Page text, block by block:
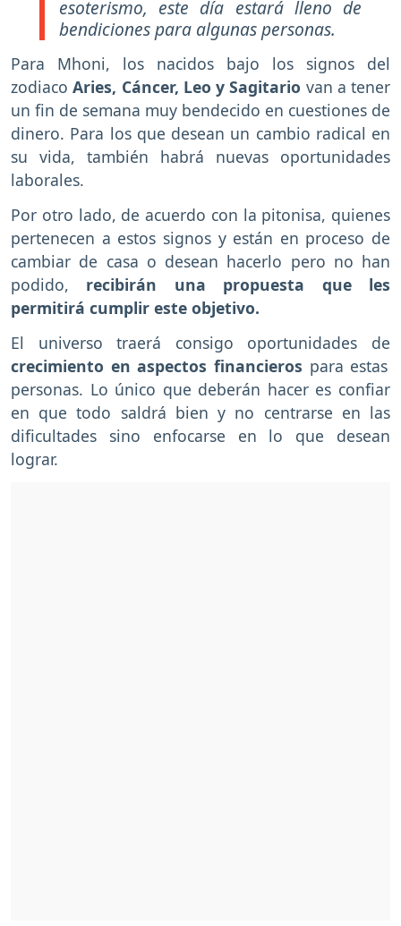
esoterismo, este día estará lleno de
bendiciones para algunas personas.
Para Mhoni, los nacidos bajo los signos del
zodiacoAries, Cáncer, Leo y Sagitario van a tener
un fin de semana muy bendecido en cuestiones de
dinero. Para los que desean un cambio radical en
su vida, también habrá nuevas oportunidades
laborales.
Por otro lado, de acuerdo con la pitonisa, quienes
pertenecen a estos signos y están en proceso de
cambiar de casa o desean hacerlo pero no han
podido, recibirán una propuesta que les
permitirá cumplir este objetivo.
El universo traerá consigo oportunidades de
crecimiento en aspectos financieros para estas
personas. Lo único que deberán hacer es confiar
en que todo saldrá bien y no centrarse en las
dificultades sino enfocarse en lo que desean
lograr.